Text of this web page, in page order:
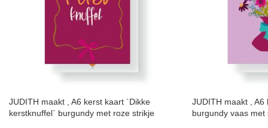
JUDITH maakt , A6 kerst kaart `Dikke
kerstknuffel` burgundy met roze strikje
JUDITH maakt ,
burgundy vaas met